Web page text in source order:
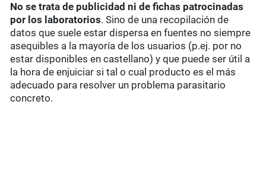
No se trata de publicidad ni de fichas patrocinadas
por los laboratorios. Sino de una recopilación de
datos que suele estar dispersa en fuentes no siempre
asequibles a la mayoría de los usuarios (p.ej. por no
estar disponibles en castellano) y que puede ser útil a
la hora de enjuiciar si tal o cual producto es el más
adecuado para resolver un problema parasitario
concreto.